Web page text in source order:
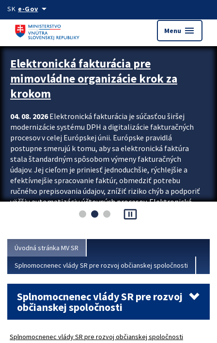
Preskocit na hlavný obsah
SK e-Govarrow_drop_down
Menu menu
Zastavit automatický posun upútavok
Elektronická fakturácia pre
mimovládne organizácie krok za
krokom
04. 08. 2026Elektronická fakturácia je súčasťou širšej
modernizácie systému DPH a digitalizácie fakturačných
procesov v celej Európskej únii. Európske pravidlá
postupne smerujú k tomu, aby sa elektronická faktúra
stala štandardným spôsobom výmeny fakturačných
údajov. Jej cieľom je priniesť jednoduchšie, rýchlejšie a
efektívnejšie spracovanie faktúr, obmedziť potrebu
ručného prepisovania údajov, znížiť riziko chýb a podporiť
väčšiu automatizáciu účtovných procesov. Elektronická
fakturácia preto nepredstavuje...
pause_presentation
Úvodná stránka MV SR
Splnomocnenec vlády SR pre rozvoj občianskej spoločnosti
Splnomocnenec vlády SR pre rozvoj
občianskej spoločnosti
Splnomocnenec vlády SR pre rozvoj občianskej spoločnosti